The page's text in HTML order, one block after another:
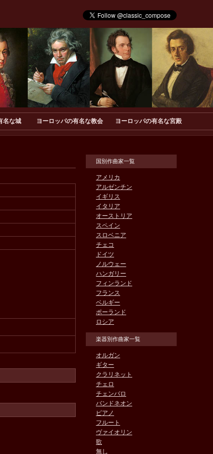
名な城 ヨーロッパの有名な教会 ヨーロッパの有名な宮殿
国別作曲家一覧
アメリカ
アルゼンチン
イギリス
イタリア
オーストリア
スペイン
スロベニア
チェコ
ドイツ
ノルウェー
ハンガリー
フィンランド
フランス
ベルギー
ポーランド
ロシア
楽器別作曲家一覧
オルガン
ギター
クラリネット
チェロ
チェンバロ
バンドネオン
ピアノ
フルート
ヴァイオリン
歌
無し